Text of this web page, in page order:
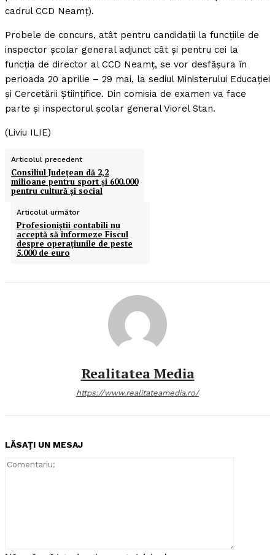
cadrul CCD Neamţ).
Probele de concurs, atât pentru candidaţii la funcţiile de
inspector şcolar general adjunct cât şi pentru cei la
funcţia de director al CCD Neamţ, se vor desfăşura în
perioada 20 aprilie – 29 mai, la sediul Ministerului Educaţiei
şi Cercetării Ştiinţifice. Din comisia de examen va face
parte şi inspectorul şcolar general Viorel Stan.
(Liviu ILIE)
Articolul precedent
Consiliul Judeţean dă 2,2
milioane pentru sport şi 600.000
pentru cultură şi social
Articolul următor
Profesioniştii contabili nu
acceptă să informeze Fiscul
despre operaţiunile de peste
5.000 de euro
Realitatea Media
https://www.realitateamedia.ro/
LĂSAȚI UN MESAJ